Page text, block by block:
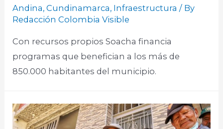
Andina,Cundinamarca, Infraestructura / By
Redacción Colombia Visible
Con recursos propios Soacha financia
programas que benefician a los más de
850.000 habitantes del municipio.